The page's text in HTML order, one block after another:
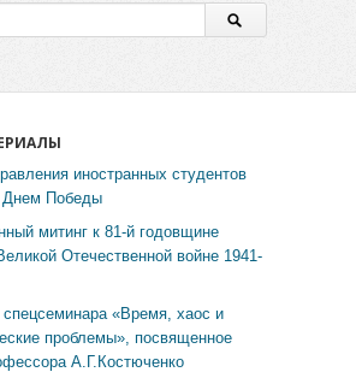
иностранных студентов
Победы
митинг к 81-й годовщине
Отечественной войне 1941-
«Время, хаос и
проблемы», посвященное
А.Г.Костюченко